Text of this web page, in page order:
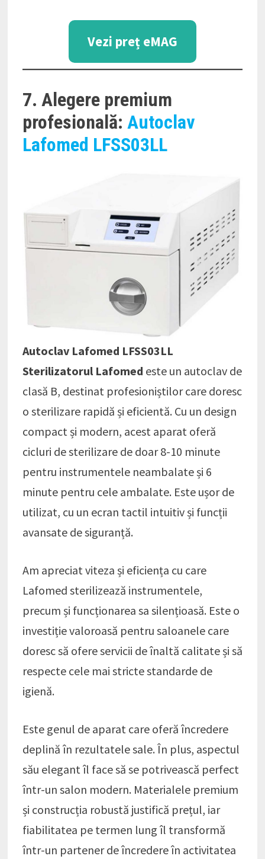
Vezi preț eMAG
7. Alegere premium
profesională: Autoclav
Lafomed LFSS03LL
Autoclav Lafomed LFSS03LL
Sterilizatorul Lafomed este un autoclav de
clasă B, destinat profesioniștilor care doresc
o sterilizare rapidă și eficientă. Cu un design
compact și modern, acest aparat oferă
cicluri de sterilizare de doar 8-10 minute
pentru instrumentele neambalate și 6
minute pentru cele ambalate. Este ușor de
utilizat, cu un ecran tactil intuitiv și funcții
avansate de siguranță.
Am apreciat viteza și eficiența cu care
Lafomed sterilizează instrumentele,
precum și funcționarea sa silențioasă. Este o
investiție valoroasă pentru saloanele care
doresc să ofere servicii de înaltă calitate și să
respecte cele mai stricte standarde de
igienă.
Este genul de aparat care oferă încredere
deplină în rezultatele sale. În plus, aspectul
său elegant îl face să se potrivească perfect
într-un salon modern. Materialele premium
și construcția robustă justifică prețul, iar
fiabilitatea pe termen lung îl transformă
într-un partener de încredere în activitatea